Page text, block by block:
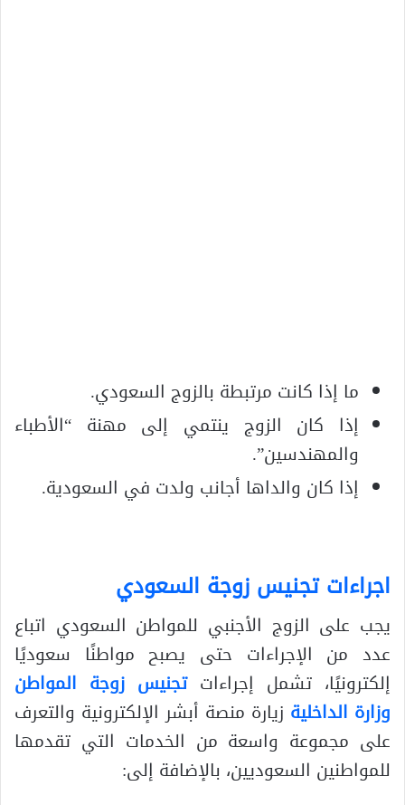
ما إذا كانت مرتبطة بالزوج السعودي.
إذا كان الزوج ينتمي إلى مهنة “الأطباء
والمهندسين”.
إذا كان والداها أجانب ولدت في السعودية.
اجراءات تجنيس زوجة السعودي
يجب على الزوج الأجنبي للمواطن السعودي اتباع
عدد من الإجراءات حتى يصبح مواطنًا سعوديًا
إلكترونيًا، تشمل إجراءاتتجنيس زوجة المواطن
وزارة الداخلية زيارة منصة أبشر الإلكترونية والتعرف
على مجموعة واسعة من الخدمات التي تقدمها
للمواطنين السعوديين، بالإضافة إلى: